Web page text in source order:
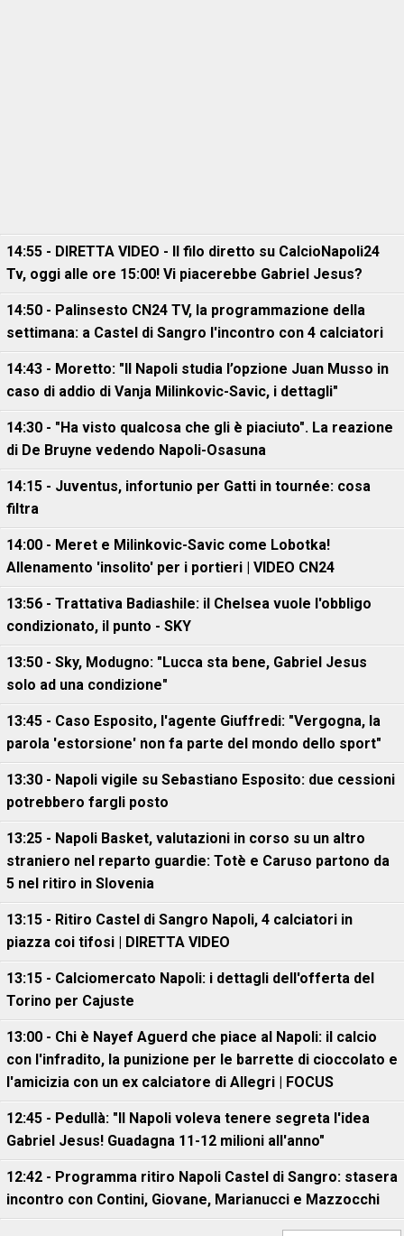
14:55 - DIRETTA VIDEO - Il filo diretto su CalcioNapoli24
Tv, oggi alle ore 15:00! Vi piacerebbe Gabriel Jesus?
14:50 - Palinsesto CN24 TV, la programmazione della
settimana: a Castel di Sangro l'incontro con 4 calciatori
14:43 - Moretto: "Il Napoli studia l’opzione Juan Musso in
caso di addio di Vanja Milinkovic-Savic, i dettagli"
14:30 - "Ha visto qualcosa che gli è piaciuto". La reazione
di De Bruyne vedendo Napoli-Osasuna
14:15 - Juventus, infortunio per Gatti in tournée: cosa
filtra
14:00 - Meret e Milinkovic-Savic come Lobotka!
Allenamento 'insolito' per i portieri | VIDEO CN24
13:56 - Trattativa Badiashile: il Chelsea vuole l'obbligo
condizionato, il punto - SKY
13:50 - Sky, Modugno: "Lucca sta bene, Gabriel Jesus
solo ad una condizione"
13:45 - Caso Esposito, l'agente Giuffredi: "Vergogna, la
parola 'estorsione' non fa parte del mondo dello sport"
13:30 - Napoli vigile su Sebastiano Esposito: due cessioni
potrebbero fargli posto
13:25 - Napoli Basket, valutazioni in corso su un altro
straniero nel reparto guardie: Totè e Caruso partono da
5 nel ritiro in Slovenia
13:15 - Ritiro Castel di Sangro Napoli, 4 calciatori in
piazza coi tifosi | DIRETTA VIDEO
13:15 - Calciomercato Napoli: i dettagli dell'offerta del
Torino per Cajuste
13:00 - Chi è Nayef Aguerd che piace al Napoli: il calcio
con l'infradito, la punizione per le barrette di cioccolato e
l'amicizia con un ex calciatore di Allegri | FOCUS
12:45 - Pedullà: "Il Napoli voleva tenere segreta l'idea
Gabriel Jesus! Guadagna 11-12 milioni all'anno"
12:42 - Programma ritiro Napoli Castel di Sangro: stasera
incontro con Contini, Giovane, Marianucci e Mazzocchi